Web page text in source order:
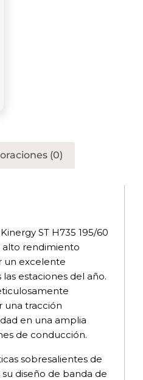
(0)
ST H735 195/60
alto rendimiento
un excelente
estaciones del año.
una tracción
en una amplia
de conducción.
sobresalientes de
su diseño de banda de